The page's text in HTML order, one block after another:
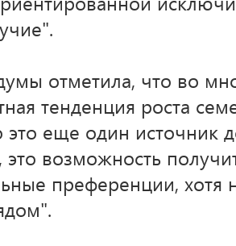
отметила, что во
тенденция роста
это еще один источник
возможность
преференции, хотя